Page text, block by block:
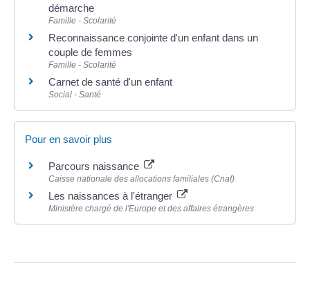
démarche
Famille - Scolarité
Reconnaissance conjointe d'un enfant dans un
couple de femmes
Famille - Scolarité
Carnet de santé d'un enfant
Social - Santé
Pour en savoir plus
Parcours naissance
Caisse nationale des allocations familiales (Cnaf)
Les naissances à l'étranger
Ministère chargé de l'Europe et des affaires étrangères